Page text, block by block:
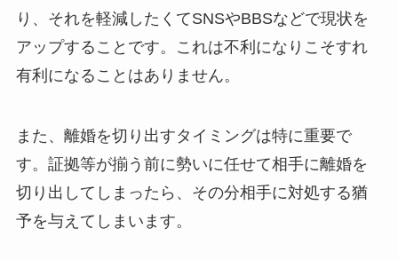
り、それを軽減したくてSNSやBBSなどで現状を
アップすることです。これは不利になりこそすれ
有利になることはありません。
また、離婚を切り出すタイミングは特に重要で
す。証拠等が揃う前に勢いに任せて相手に離婚を
切り出してしまったら、その分相手に対処する猶
予を与えてしまいます。